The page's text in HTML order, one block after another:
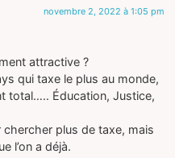
novembre 2, 2022 à 1:05 pm
attractive ?
qui taxe le plus au monde,
total….. Éducation, Justice,
chercher plus de taxe, mais
l’on a déjà.